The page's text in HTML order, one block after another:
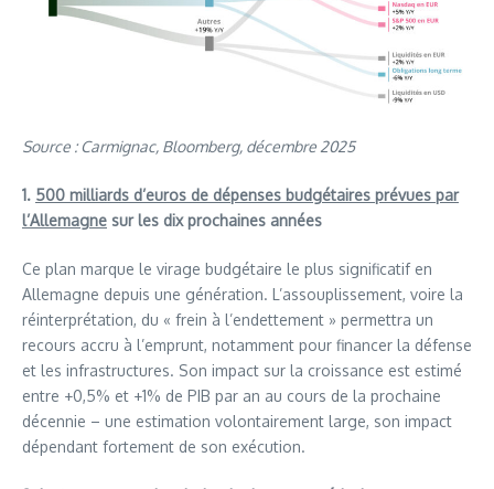
Source : Carmignac, Bloomberg, décembre 2025
1. 500 milliards d’euros de dépenses budgétaires prévues par
l’Allemagne sur les dix prochaines années
Ce plan marque le virage budgétaire le plus significatif en
Allemagne depuis une génération. L’assouplissement, voire la
réinterprétation, du « frein à l’endettement » permettra un
recours accru à l’emprunt, notamment pour financer la défense
et les infrastructures. Son impact sur la croissance est estimé
entre +0,5% et +1% de PIB par an au cours de la prochaine
décennie – une estimation volontairement large, son impact
dépendant fortement de son exécution.